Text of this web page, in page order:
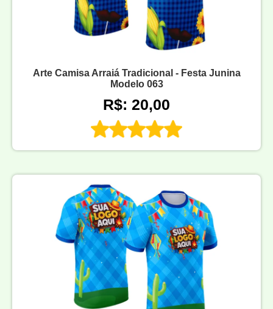
Arte Camisa Arraiá Tradicional - Festa Junina
Modelo 063
R$: 20,00